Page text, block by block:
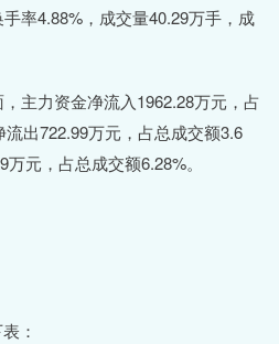
率4.88%，成交量40.29万手，成
主力资金净流入1962.28万元，占
出722.99万元，占总成交额3.6
元，占总成交额6.28%。
：